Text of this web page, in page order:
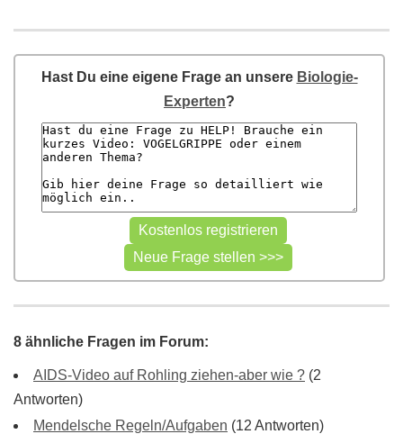
Hast Du eine eigene Frage an unsere Biologie-
Experten?
8 ähnliche Fragen im Forum:
AIDS-Video auf Rohling ziehen-aber wie ? (2
Antworten)
Mendelsche Regeln/Aufgaben (12 Antworten)